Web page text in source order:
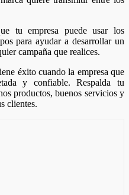
tu empresa puede usar los
para ayudar a desarrollar un
campaña que realices.
éxito cuando la empresa que
y confiable. Respalda tu
productos, buenos servicios y
clientes.